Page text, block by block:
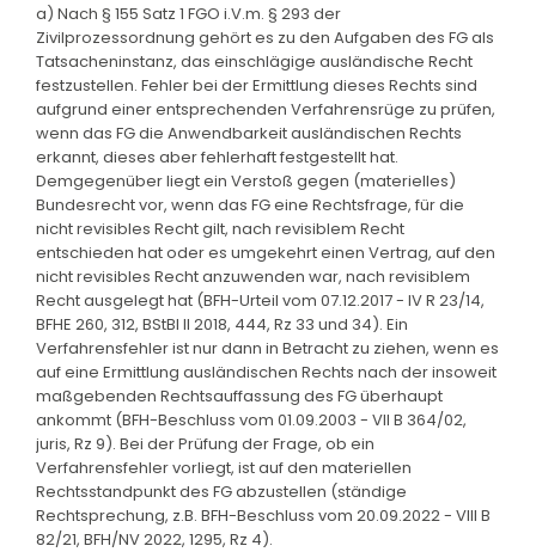
a) Nach § 155 Satz 1 FGO i.V.m. § 293 der
Zivilprozessordnung gehört es zu den Aufgaben des FG als
Tatsacheninstanz, das einschlägige ausländische Recht
festzustellen. Fehler bei der Ermittlung dieses Rechts sind
aufgrund einer entsprechenden Verfahrensrüge zu prüfen,
wenn das FG die Anwendbarkeit ausländischen Rechts
erkannt, dieses aber fehlerhaft festgestellt hat.
Demgegenüber liegt ein Verstoß gegen (materielles)
Bundesrecht vor, wenn das FG eine Rechtsfrage, für die
nicht revisibles Recht gilt, nach revisiblem Recht
entschieden hat oder es umgekehrt einen Vertrag, auf den
nicht revisibles Recht anzuwenden war, nach revisiblem
Recht ausgelegt hat (BFH-Urteil vom 07.12.2017 - IV R 23/14,
BFHE 260, 312, BStBl II 2018, 444, Rz 33 und 34). Ein
Verfahrensfehler ist nur dann in Betracht zu ziehen, wenn es
auf eine Ermittlung ausländischen Rechts nach der insoweit
maßgebenden Rechtsauffassung des FG überhaupt
ankommt (BFH-Beschluss vom 01.09.2003 - VII B 364/02,
juris, Rz 9). Bei der Prüfung der Frage, ob ein
Verfahrensfehler vorliegt, ist auf den materiellen
Rechtsstandpunkt des FG abzustellen (ständige
Rechtsprechung, z.B. BFH-Beschluss vom 20.09.2022 - VIII B
82/21, BFH/NV 2022, 1295, Rz 4).